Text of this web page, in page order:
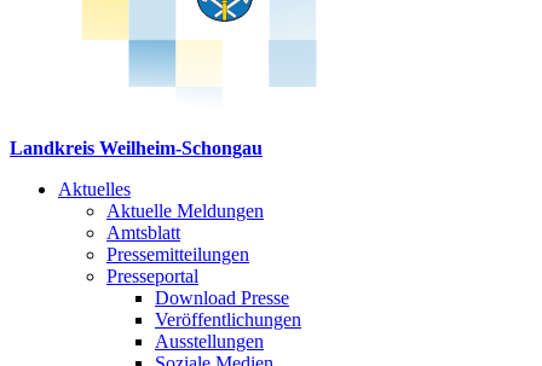
Landkreis Weilheim-Schongau
Aktuelles
Aktuelle Meldungen
Amtsblatt
Pressemitteilungen
Presseportal
Download Presse
Veröffentlichungen
Ausstellungen